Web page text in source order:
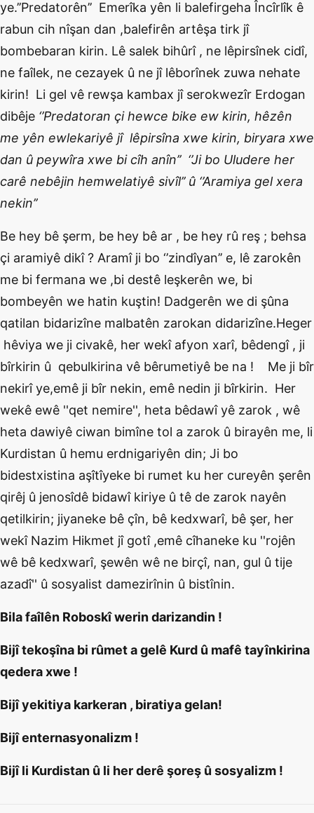
ye.’’Predatorên’’ Emerîka yên li balefirgeha Încîrlîk ê
rabun cih nîşan dan ,balefirên artêşa tirk jî
bombebaran kirin. Lê salek bihûrî , ne lêpirsînek cidî,
ne faîlek, ne cezayek û ne jî lêborînek zuwa nehate
kirin! Li gel vê rewşa kambax jî serokwezîr Erdogan
dibêje ‘’Predatoran çi hewce bike ew kirin, hêzên
me yên ewlekariyê jî lêpirsîna xwe kirin, biryara xwe
dan û peywîra xwe bi cîh anîn’’ ‘’Ji bo Uludere her
carê nebêjin hemwelatiyê sivîl’’ û ‘’Aramiya gel xera
nekin’’
Be hey bê şerm, be hey bê ar , be hey rû reş ; behsa
çi aramiyê dikî ? Aramî ji bo ‘’zindîyan’’ e, lê zarokên
me bi fermana we ,bi destê leşkerên we, bi
bombeyên we hatin kuştin! Dadgerên we di şûna
qatilan bidarizîne malbatên zarokan didarizîne.Heger
hêviya we ji civakê, her wekî afyon xarî, bêdengî , ji
bîrkirin û qebulkirina vê bêrumetiyê be na ! Me ji bîr
nekirî ye,emê ji bîr nekin, emê nedin ji bîrkirin. Her
wekê ewê ''qet nemire'', heta bêdawî yê zarok , wê
heta dawiyê ciwan bimîne tol a zarok û birayên me, li
Kurdistan û hemu erdnigariyên din; Ji bo
bidestxistina aşîtîyeke bi rumet ku her cureyên şerên
qirêj û jenosîdê bidawî kiriye û tê de zarok nayên
qetilkirin; jiyaneke bê çîn, bê kedxwarî, bê şer, her
wekî Nazim Hikmet jî gotî ,emê cîhaneke ku ''rojên
wê bê kedxwarî, şewên wê ne birçî, nan, gul û tije
azadî'' û sosyalist damezirînin û bistînin.
Bila faîlên Roboskî werin darizandin !
Bijî tekoşîna bi rûmet a gelê Kurd û mafê tayînkirina
qedera xwe !
Bijî yekitiya karkeran , biratiya gelan!
Bijî enternasyonalizm !
Bijî li Kurdistan û li her derê şoreş û sosyalizm !